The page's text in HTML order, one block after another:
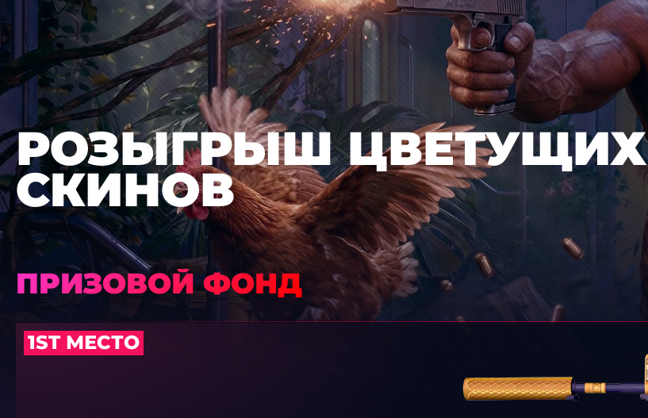
РОЗЫГРЫШ ЦВЕТУЩИХ
СКИНОВ
ПРИЗОВОЙ ФОНД
1ST МЕСТО